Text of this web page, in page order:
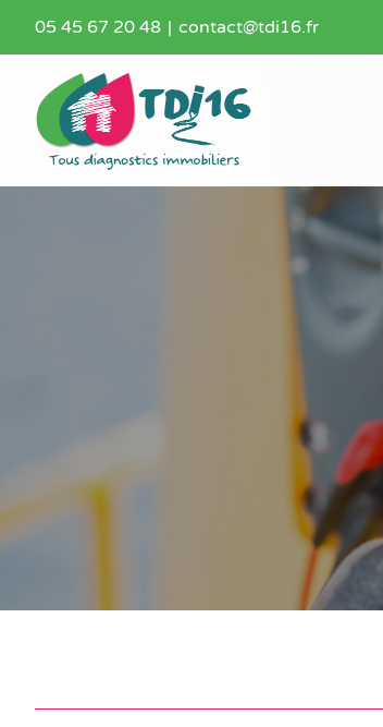
05 45 67 20 48 | contact@tdi16.fr